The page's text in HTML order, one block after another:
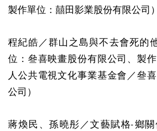
製作單位：囍田影業股份有限公司）
程紀皓／群山之島與不去會死的
位：叄喜映畫股份有限公司、製
人公共電視文化事業基金會／叄
公司）
蔣煥民、孫曉彤／文藝賦格-鄉